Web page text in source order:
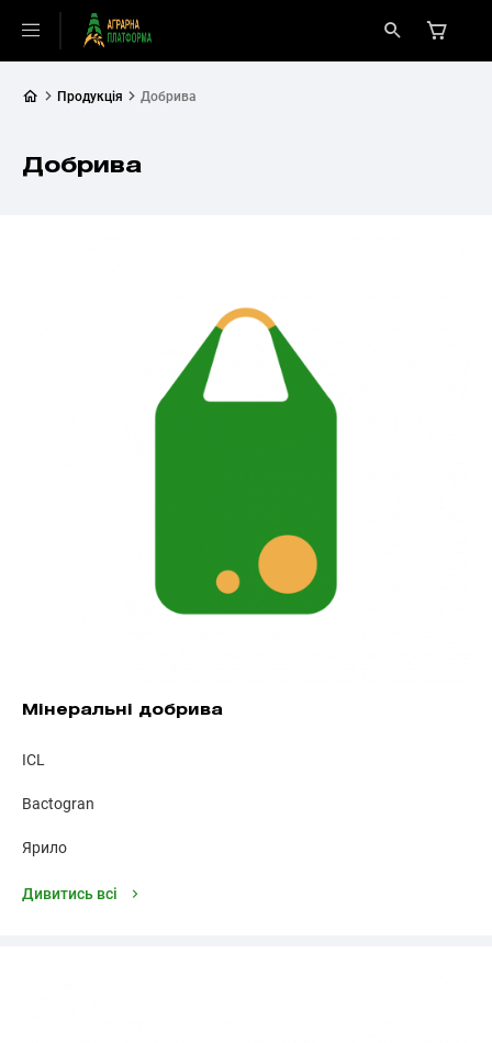
Продукція Добрива
Добрива
Мінеральні добрива
ICL
Bactogran
Ярило
Дивитись всі